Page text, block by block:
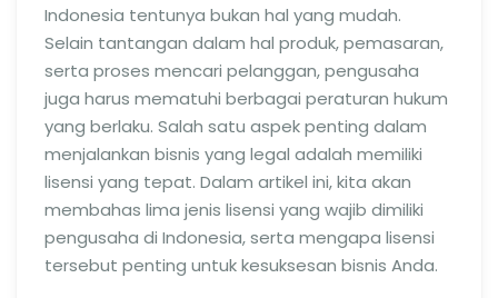
Indonesia tentunya bukan hal yang mudah.
Selain tantangan dalam hal produk, pemasaran,
serta proses mencari pelanggan, pengusaha
juga harus mematuhi berbagai peraturan hukum
yang berlaku. Salah satu aspek penting dalam
menjalankan bisnis yang legal adalah memiliki
lisensi yang tepat. Dalam artikel ini, kita akan
membahas lima jenis lisensi yang wajib dimiliki
pengusaha di Indonesia, serta mengapa lisensi
tersebut penting untuk kesuksesan bisnis Anda.